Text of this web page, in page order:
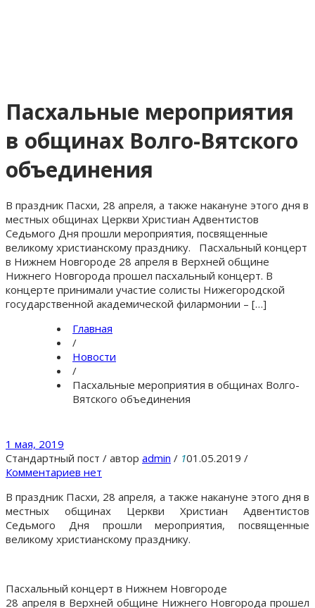
Пасхальные мероприятия
в общинах Волго-Вятского
объединения
В праздник Пасхи, 28 апреля, а также накануне этого дня в
местных общинах Церкви Христиан Адвентистов
Седьмого Дня прошли мероприятия, посвященные
великому христианскому празднику. Пасхальный концерт
в Нижнем Новгороде 28 апреля в Верхней общине
Нижнего Новгорода прошел пасхальный концерт. В
концерте принимали участие солисты Нижегородской
государственной академической филармонии – […]
Главная
/
Новости
/
Пасхальные мероприятия в общинах Волго-
Вятского объединения
1 мая, 2019
Стандартный пост / автор admin / 101.05.2019 /
Комментариев нет
В праздник Пасхи, 28 апреля, а также накануне этого дня в
местных общинах Церкви Христиан Адвентистов
Седьмого Дня прошли мероприятия, посвященные
великому христианскому празднику.
Пасхальный концерт в Нижнем Новгороде
28 апреля в Верхней общине Нижнего Новгорода прошел